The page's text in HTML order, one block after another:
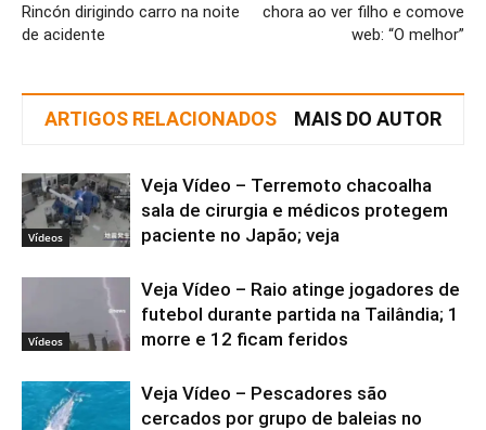
Rincón dirigindo carro na noite
de acidente
chora ao ver filho e comove
web: “O melhor”
ARTIGOS RELACIONADOS MAIS DO AUTOR
Vídeos
Veja Vídeo – Terremoto chacoalha
sala de cirurgia e médicos protegem
paciente no Japão; veja
Vídeos
Veja Vídeo – Raio atinge jogadores de
futebol durante partida na Tailândia; 1
morre e 12 ficam feridos
Veja Vídeo – Pescadores são
cercados por grupo de baleias no